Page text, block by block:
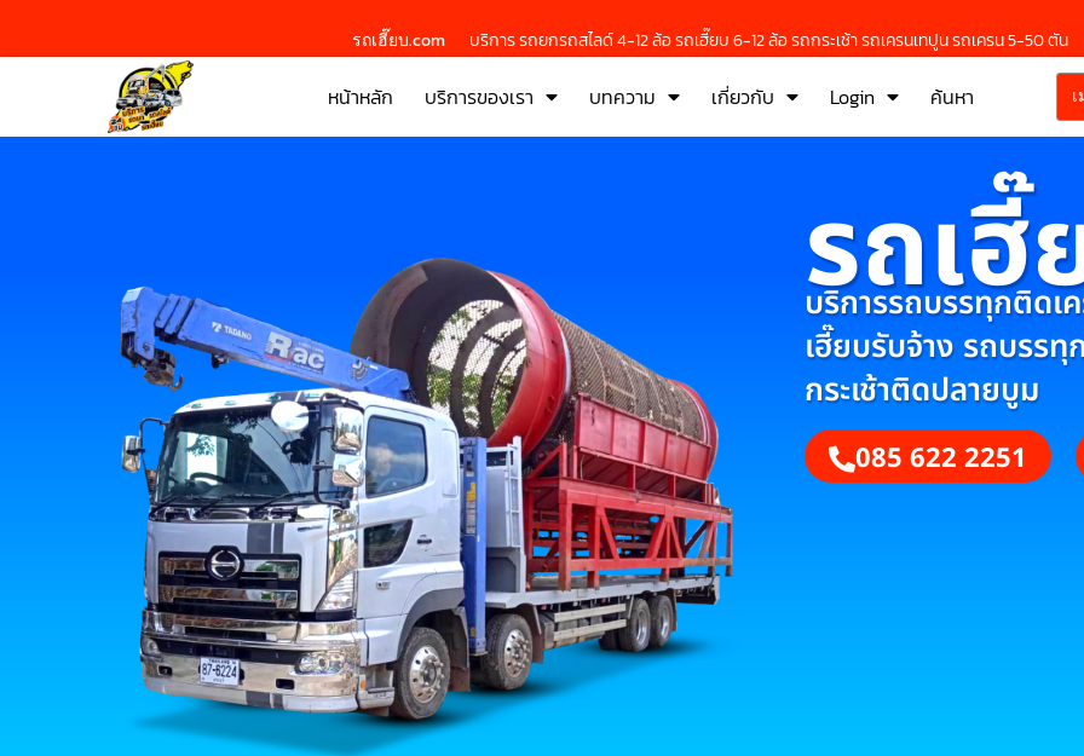
รถเฮี๊ยบ.com บริการ รถยกรถสไลด์ 4-12 ล้อ รถเฮี๊ยบ 6-12 ล้อ รถกระเช้า รถเครนเทปูน รถเครน 5-50 ตัน
หน้าหลัก บริการของเรา บทความ เกี่ยวกับ Login ค้นหา
รถเฮี๊
บริการรถบรรทุกติดเ
เฮี๊ยบรับจ้าง รถบรรทุ
กระเช้าติดปลายบูม
085 622 2251